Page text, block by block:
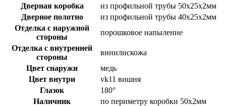
Дверная коробка
из профильной трубы 50х25х2мм
Дверное полотно
из профильной трубы 40х25х2мм
Отделка с наружной
стороны
порошковое напыление
Отделка с внутренней
стороны
винилискожа
Цвет снаружи
медь
Цвет внутри
vk11 вишня
Глазок
180°
Наличник
по периметру коробки 50х2мм